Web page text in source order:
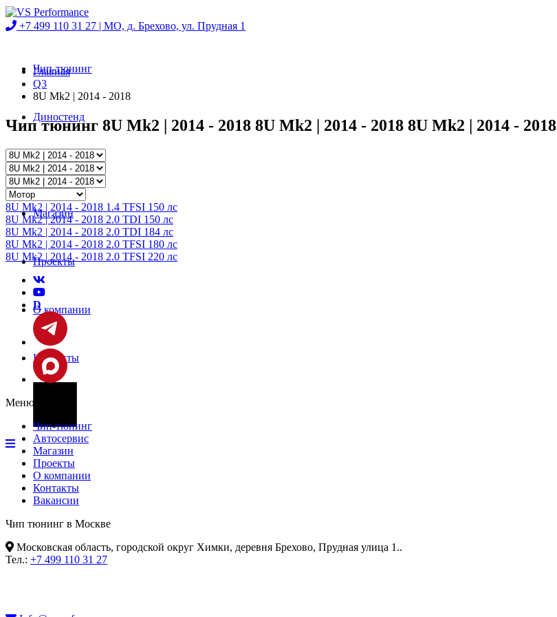
+7 499 110 31 27 | МО, д. Брехово, ул. Прудная 1
Чип-тюнинг
Диностенд
Автосервис
Магазин
Проекты
О компании
Контакты
Главная
Q3
8U Mk2 | 2014 - 2018
Чип тюнинг 8U Mk2 | 2014 - 2018 8U Mk2 | 2014 - 2018 8U Mk2 | 2014 - 2018
8U Mk2 | 2014 - 2018 1.4 TFSI 150 лс
8U Mk2 | 2014 - 2018 2.0 TDI 150 лс
8U Mk2 | 2014 - 2018 2.0 TDI 184 лс
8U Mk2 | 2014 - 2018 2.0 TFSI 180 лс
8U Mk2 | 2014 - 2018 2.0 TFSI 220 лс
D
Меню
Чип-тюнинг
Автосервис
Магазин
Проекты
О компании
Контакты
Вакансии
Чип тюнинг в Москве
Московская область, городской округ Химки, деревня Брехово, Прудная улица 1..
Тел.: +7 499 110 31 27